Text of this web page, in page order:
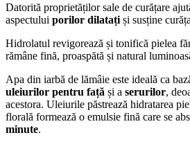
Datorită proprietăților sale de curățare
aspectului porilor dilatați și susține
Hidrolatul revigorează și tonifică pielea
rămâne fină, proaspătă și natural
Apa din iarbă de lămâie este ideală ca
uleiurilor pentru față și a serurilor,
acestora. Uleiurile păstrează hidratarea
florală formează o emulsie fină care se
minute.